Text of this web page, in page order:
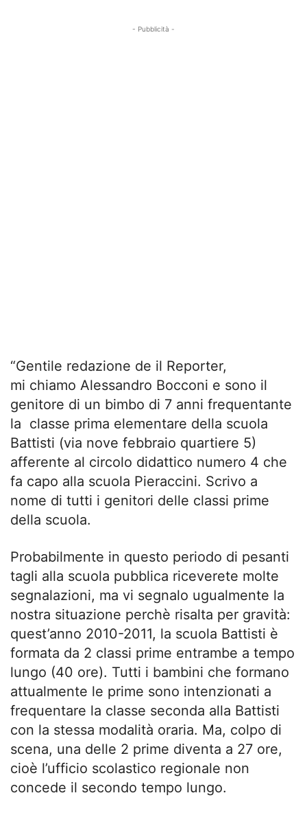
- Pubblicità -
“Gentile redazione de il Reporter,
mi chiamo Alessandro Bocconi e sono il
genitore di un bimbo di 7 anni frequentante
la classe prima elementare della scuola
Battisti (via nove febbraio quartiere 5)
afferente al circolo didattico numero 4 che
fa capo alla scuola Pieraccini. Scrivo a
nome di tutti i genitori delle classi prime
della scuola.
Probabilmente in questo periodo di pesanti
tagli alla scuola pubblica riceverete molte
segnalazioni, ma vi segnalo ugualmente la
nostra situazione perchè risalta per gravità:
quest’anno 2010-2011, la scuola Battisti è
formata da 2 classi prime entrambe a tempo
lungo (40 ore). Tutti i bambini che formano
attualmente le prime sono intenzionati a
frequentare la classe seconda alla Battisti
con la stessa modalità oraria. Ma, colpo di
scena, una delle 2 prime diventa a 27 ore,
cioè l’ufficio scolastico regionale non
concede il secondo tempo lungo.